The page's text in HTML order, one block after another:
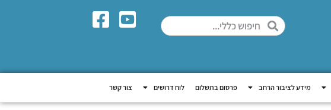
מידע לציבור הרחב פרסום בתשלום לוח דרושים צור קשר